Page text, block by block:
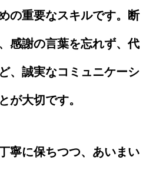
の重要なスキルです。断
感謝の言葉を忘れず、代
、誠実なコミュニケーシ
が大切です。
寧に保ちつつ、あいまい